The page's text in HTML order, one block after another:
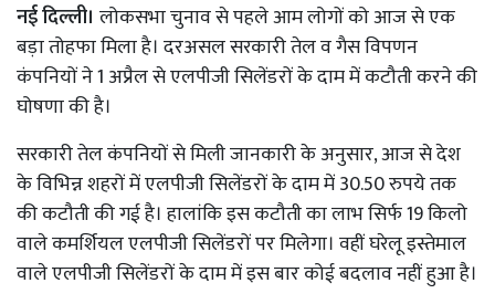
नई दिल्ली। लोकसभा चुनाव से पहले आम लोगों को आज से एक
बड़ा तोहफा मिला है। दरअसल सरकारी तेल व गैस विपणन
कंपनियों ने 1 अप्रैल से एलपीजी सिलेंडरों के दाम में कटौती करने की
घोषणा की है।
सरकारी तेल कंपनियों से मिली जानकारी के अनुसार, आज से देश
के विभिन्न शहरों में एलपीजी सिलेंडरों के दाम में 30.50 रुपये तक
की कटौती की गई है। हालांकि इस कटौती का लाभ सिर्फ 19 किलो
वाले कमर्शियल एलपीजी सिलेंडरों पर मिलेगा। वहीं घरेलू इस्तेमाल
वाले एलपीजी सिलेंडरों के दाम में इस बार कोई बदलाव नहीं हुआ है।